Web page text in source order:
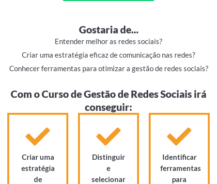
Gostaria de...
Entender melhor as redes sociais?
Criar uma estratégia eficaz de comunicação nas redes?
Conhecer ferramentas para otimizar a gestão de redes sociais?
Com o Curso de Gestão de Redes Sociais irá
conseguir:
Criar uma
estratégia
de
Distinguir
e
selecionar
Identificar
ferramentas
para